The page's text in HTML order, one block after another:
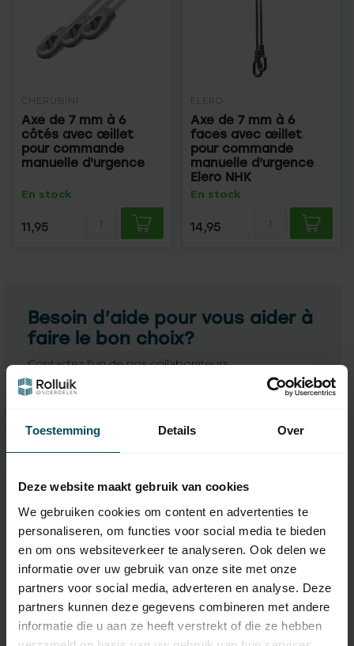
Toestemming Details Over
Deze website maakt gebruik van cookies
We gebruiken cookies om content en advertenties te
personaliseren, om functies voor social media te bieden
en om ons websiteverkeer te analyseren. Ook delen we
informatie over uw gebruik van onze site met onze
partners voor social media, adverteren en analyse. Deze
partners kunnen deze gegevens combineren met andere
informatie die u aan ze heeft verstrekt of die ze hebben
CHERUBINI
Axe de 7 mm à 6
côtés avec œillet
pour commande
manuelle d'urgence
En stock
11,95
ELERO
Axe de 7 mm à 6
faces avec œillet
pour commande
manuelle d'urgence
Elero NHK
En stock
14,95
Besoin d’aide pour vous aider à
faire le bon choix?
Contactez l'un de nos collaborateurs